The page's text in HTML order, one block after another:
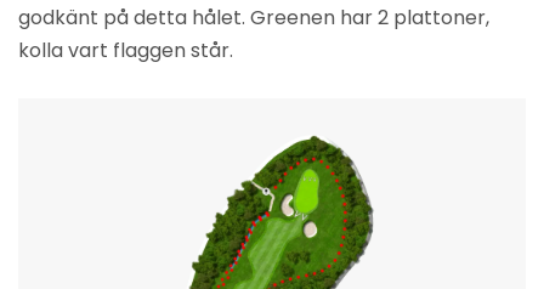
godkänt på detta hålet. Greenen har 2 plattoner,
kolla vart flaggen står.